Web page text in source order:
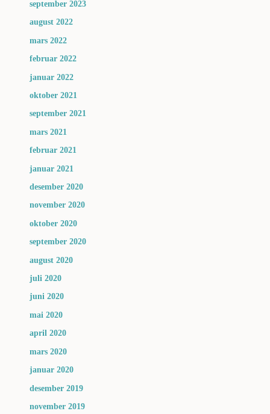
september 2023
august 2022
mars 2022
februar 2022
januar 2022
oktober 2021
september 2021
mars 2021
februar 2021
januar 2021
desember 2020
november 2020
oktober 2020
september 2020
august 2020
juli 2020
juni 2020
mai 2020
april 2020
mars 2020
januar 2020
desember 2019
november 2019